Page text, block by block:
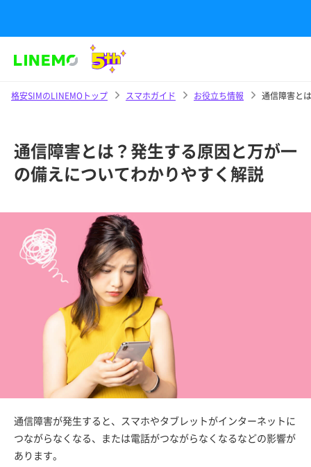
格安SIMのLINEMOトップ スマホガイド お役立ち情報 通信障害と
通信障害とは？発生する原因と万が一
の備えについてわかりやすく解説
通信障害が発生すると、スマホやタブレットがインターネットに
つながらなくなる、または電話がつながらなくなるなどの影響が
あります。